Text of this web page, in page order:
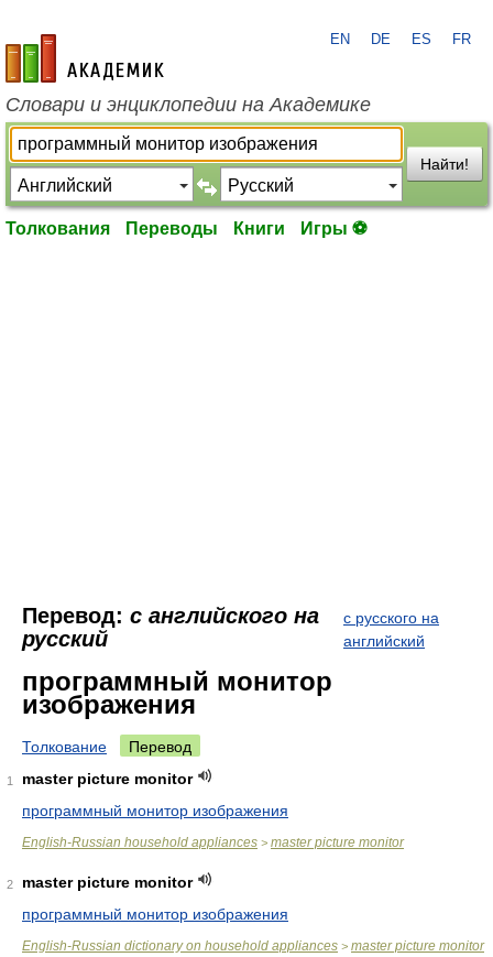
academic.ru
EN DE ES FR
Словари и энциклопедии на Академике
Найти!
Толкования Переводы Книги Игры ⚽
Перевод: с английского на
русский
с русского на
английский
программный монитор
изображения
Толкование Перевод
1
master picture monitor
программный монитор изображения
English-Russian household appliances > master picture monitor
2
master picture monitor
программный монитор изображения
English-Russian dictionary on household appliances > master picture monitor